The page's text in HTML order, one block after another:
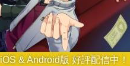
iOS & Android版 好評配信中！